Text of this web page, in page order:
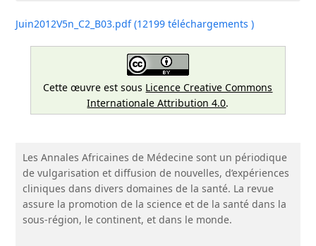
Juin2012V5n_C2_B03.pdf (12199 téléchargements )
Cette œuvre est sous Licence Creative Commons
Internationale Attribution 4.0.
Les Annales Africaines de Médecine sont un périodique
de vulgarisation et diffusion de nouvelles, d’expériences
cliniques dans divers domaines de la santé. La revue
assure la promotion de la science et de la santé dans la
sous-région, le continent, et dans le monde.